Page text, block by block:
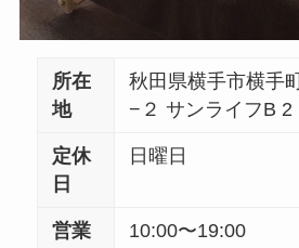
所在
地
秋田県横手市横手
−２ サンライフB 2
定休
日
日曜日
営業
10:00〜19:00